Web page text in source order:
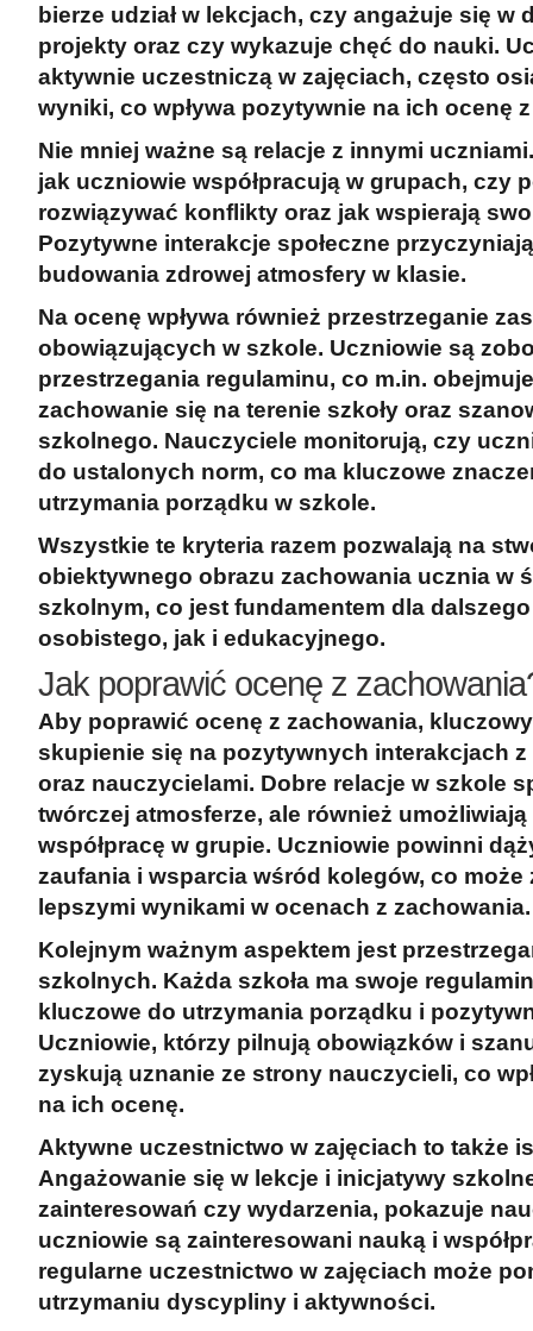
bierze udział w lekcjach, czy angażuje się w
projekty oraz czy wykazuje chęć do nauki.
aktywnie uczestniczą w zajęciach, często
wyniki, co wpływa pozytywnie na ich ocenę
Nie mniej ważne są relacje z innymi uczniami
jak uczniowie współpracują w grupach, czy
rozwiązywać konflikty oraz jak wspierają
Pozytywne interakcje społeczne
budowania zdrowej atmosfery w klasie.
Na ocenę wpływa również przestrzeganie
obowiązujących w szkole. Uczniowie są
przestrzegania regulaminu, co m.in.
zachowanie się na terenie szkoły oraz
szkolnego. Nauczyciele monitorują, czy
do ustalonych norm, co ma kluczowe
utrzymania porządku w szkole.
Wszystkie te kryteria razem pozwalają na
obiektywnego obrazu zachowania ucznia w
szkolnym, co jest fundamentem dla
osobistego, jak i edukacyjnego.
Jak poprawić ocenę z
Aby poprawić ocenę z zachowania,
skupienie się na pozytywnych interakcjach z
oraz nauczycielami. Dobre relacje w szkole
twórczej atmosferze, ale również umożliwiają
współpracę w grupie. Uczniowie powinni
zaufania i wsparcia wśród kolegów, co może
lepszymi wynikami w ocenach z zachowania.
Kolejnym ważnym aspektem jest
szkolnych. Każda szkoła ma swoje
kluczowe do utrzymania porządku i
Uczniowie, którzy pilnują obowiązków i
zyskują uznanie ze strony nauczycieli, co
na ich ocenę.
Aktywne uczestnictwo w zajęciach to także
Angażowanie się w lekcje i inicjatywy
zainteresowań czy wydarzenia, pokazuje
uczniowie są zainteresowani nauką i
regularne uczestnictwo w zajęciach może
utrzymaniu dyscypliny i aktywności.